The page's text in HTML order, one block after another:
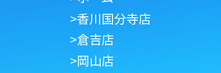
>香川国分寺店
>倉吉店
>岡山店